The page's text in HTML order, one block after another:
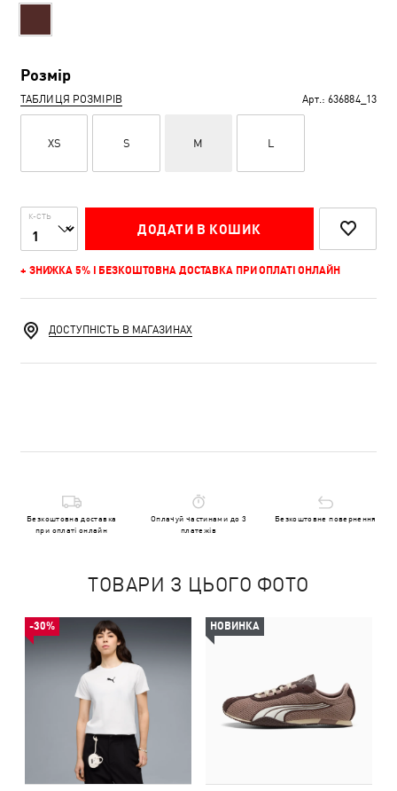
Розмір
ТАБЛИЦЯ РОЗМІРІВ Арт.: 636884_13
XS S M L
К-СТЬ
ДОДАТИ В КОШИК
+ ЗНИЖКА 5% І БЕЗКОШТОВНА ДОСТАВКА ПРИ ОПЛАТІ ОНЛАЙН
ДОСТУПНІСТЬ В МАГАЗИНАХ
Безкоштовна доставка
при оплаті онлайн
Оплачуй частинами до 3
платежів
Безкоштовне повернення
ТОВАРИ З ЦЬОГО ФОТО
-30% НОВИНКА